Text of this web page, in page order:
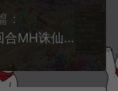
：
Q萌回合MH诛仙手游【逍遥仙境仿官版】10月最新整理Linux手工服务端+本地IP验证+GM后台+安卓苹果双端+详细搭建教程+视频教程